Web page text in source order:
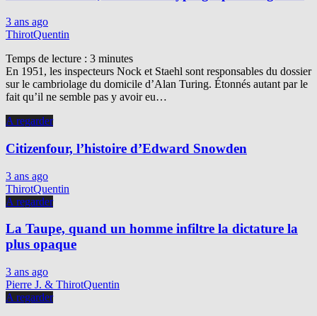
3 ans ago
ThirotQuentin
Temps de lecture : 3 minutes
En 1951, les inspecteurs Nock et Staehl sont responsables du dossier
sur le cambriolage du domicile d’Alan Turing. Étonnés autant par le
fait qu’il ne semble pas y avoir eu…
A regarder
Citizenfour, l’histoire d’Edward Snowden
3 ans ago
ThirotQuentin
A regarder
La Taupe, quand un homme infiltre la dictature la
plus opaque
3 ans ago
Pierre J. & ThirotQuentin
A regarder